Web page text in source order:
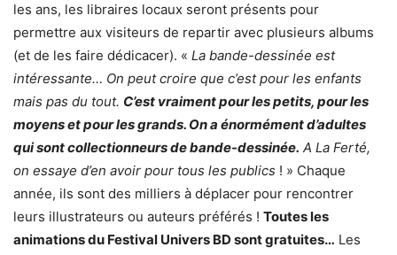
les ans, les libraires locaux seront présents pour
permettre aux visiteurs de repartir avec plusieurs albums
(et de les faire dédicacer). « La bande-dessinée est
intéressante… On peut croire que c’est pour les enfants
mais pas du tout. C’est vraiment pour les petits, pour les
moyens et pour les grands. On a énormément d’adultes
qui sont collectionneurs de bande-dessinée. A La Ferté,
on essaye d’en avoir pour tous les publics ! » Chaque
année, ils sont des milliers à déplacer pour rencontrer
leurs illustrateurs ou auteurs préférés ! Toutes les
animations du Festival Univers BD sont gratuites… Les